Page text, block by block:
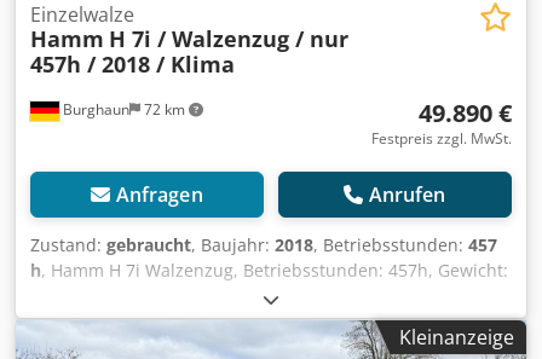
Burghaun 72 km
Einzelwalze
Hamm H 7i / Walzenzug / nur
457h / 2018 / Klima
49.890 €
Festpreis zzgl. MwSt.
Anfragen Anrufen
Zustand: gebraucht, Baujahr: 2018, Betriebsstunden: 457
h, Hamm H 7i Walzenzug, Betriebsstunden: 457h, Gewicht:
6.540kg, Bereifung: 95%, Klimanlage, Motor: Kubota
[55KW/75PS], Glattmantelbandage, guter Zustand!, sofort
einsatzbereit! Auf Wunsch unterbreiten wir Ihnen ein
Kleinanzeige